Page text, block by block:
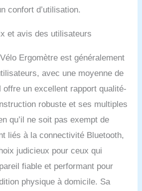
poids d'utilisateur de
transport, il est cependant
pieds du Wiry sont en
manière à pouvoir
compenser chaque
inégalité du sol et à
optimale. Des pédales
antidérapantes assurent
Dimensions 102 x 51 x
132 cm
confort d’utilisation.
et avis des utilisateurs
Ergomètre est généralement
avec une moyenne de
un excellent rapport qualité-
robuste et ses multiples
qu’il ne soit pas exempt de
liés à la connectivité Bluetooth,
judicieux pour ceux qui
fiable et performant pour
physique à domicile. Sa